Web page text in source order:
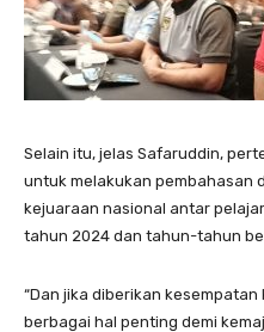
Selain itu, jelas Safaruddin,
untuk melakukan pembahasan
kejuaraan nasional antar
tahun 2024 dan tahun-tahun
“Dan jika diberikan
berbagai hal penting demi